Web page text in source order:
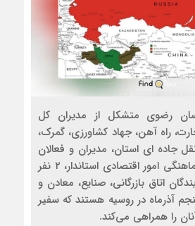
رضوی متشکل از مدیران کل
راه آهن، جهاد کشاورزی، گمرک،
جاده ای استان، مدیران و فعالان
اقتصادی، معاون هماهنگی امور اقتصادی استاندار، ۲ نفر
اتاق بازرگانی، صنایع، معادن و
آذرماه در روسیه هستند که سفیر
را همراهی می‌کند.